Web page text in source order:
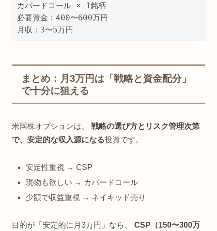
カバードコール × 1銘柄
必要資金：400〜600万円
月収：3〜5万円
まとめ：月3万円は「戦略と資金配分」
で十分に狙える
米国株オプションは、 戦略の選び方とリスク管理次第
で、安定的な収入源になる投資です。
安定性重視 → CSP
現物も欲しい → カバードコール
少額で収益重視 → ネイキッド売り
目的が「安定的に月3万円」なら、 CSP（150〜300万